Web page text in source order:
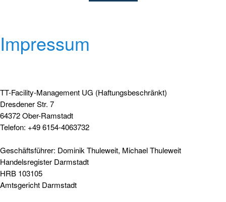
Impressum
TT-Facility-Management UG (Haftungsbeschränkt)
Dresdener Str. 7
64372 Ober-Ramstadt
Telefon: +49 6154-4063732
Geschäftsführer: Dominik Thuleweit, Michael Thuleweit
Handelsregister Darmstadt
HRB 103105
Amtsgericht Darmstadt